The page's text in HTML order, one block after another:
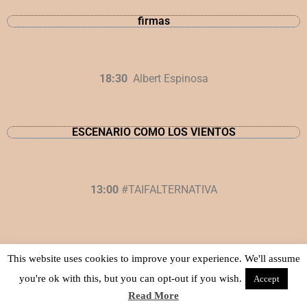
firmas
18:30 Albert Espinosa
ESCENARIO COMO LOS VIENTOS
13:00#TAIFALTERNATIVA
19:00PIMIENTA SELECTORAS
This website uses cookies to improve your experience. We'll assume
you're ok with this, but you can opt-out if you wish.
Accept
Read More